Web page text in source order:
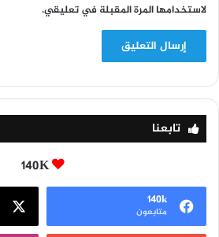
لاستخدامها المرة المقبلة في تعليقي.
تابعنا
140K
140k
متابعون